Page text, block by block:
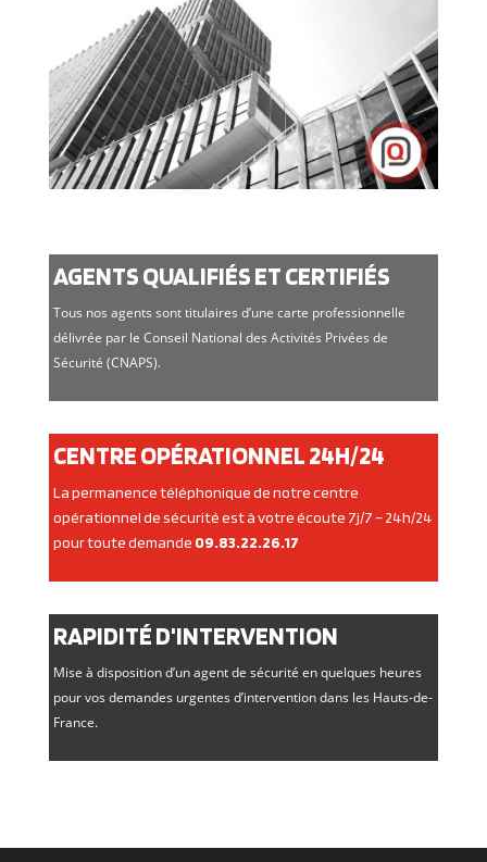
AGENTS QUALIFIÉS ET CERTIFIÉS
Tous nos agents sont titulaires d’une carte professionnelle
délivrée par le Conseil National des Activités Privées de
Sécurité (CNAPS).
CENTRE OPÉRATIONNEL 24H/24
La permanence téléphonique de notre centre
opérationnel de sécurité est à votre écoute 7j/7 – 24h/24
pour toute demande 09.83.22.26.17
RAPIDITÉ D'INTERVENTION
Mise à disposition d’un agent de sécurité en quelques heures
pour vos demandes urgentes d’intervention dans les Hauts-de-
France.